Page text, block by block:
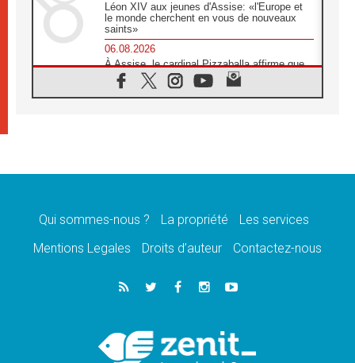
Léon XIV aux jeunes d'Assise: «l'Europe et
le monde cherchent en vous de nouveaux
saints»
06.08.2026
À Assise, le cardinal Pizzaballa affirme que
«les chrétiens veulent la paix»
06.08.2026
message de paix et de dignité humaine»
«La visite du Pape en Uruguay renforcera
05.08.2026
Le nonce en Ukraine: «Il est inquiétant
Léon XIV au Pérou, une lueur d'espoir pour
un peuple en quête de paix
Qui sommes-nous ? La propriété
Les services
Mentions Legales
Droits d’auteur Contactez-nous